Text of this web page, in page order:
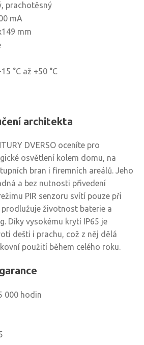
prachotěsný
mA
mm
°C až +50 °C
architekta
DVERSO oceníte pro
osvětlení kolem domu, na
bran i firemních areálů. Jeho
a bez nutnosti přivedení
PIR senzoru svítí pouze při
životnost baterie a
Díky vysokému krytí IP65 je
dešti i prachu, což z něj dělá
použití během celého roku.
000 hodin